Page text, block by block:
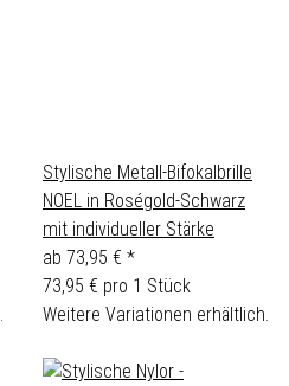
Stylische Metall-Bifokalbrille
NOEL in Roségold-Schwarz
mit individueller Stärke
ab 73,95 € *
73,95 € pro 1 Stück
Weitere Variationen erhältlich.